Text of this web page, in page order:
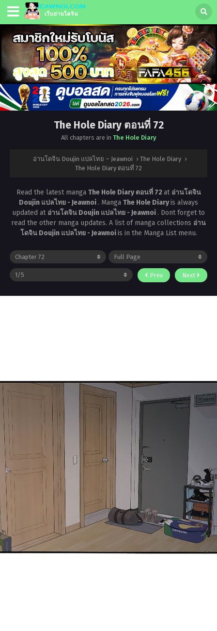
The Hole Diary ตอนที่ 72
All chapters are in The Hole Diary
อ่านโดจิน Doujin แปลไทย – Jeawnoi › The Hole Diary ›
The Hole Diary ตอนที่ 72
Read the latest manga The Hole Diary ตอนที่ 72at อ่านโดจิน
Doujin แปลไทย - Jeawnoi . Manga The Hole Diaryis always
updated at อ่านโดจิน Doujin แปลไทย - Jeawnoi . Dont forget to
read the other manga updates. A list of manga collections อ่าน
โดจิน Doujin แปลไทย - Jeawnoiis in the Manga List menu.
Prev Next